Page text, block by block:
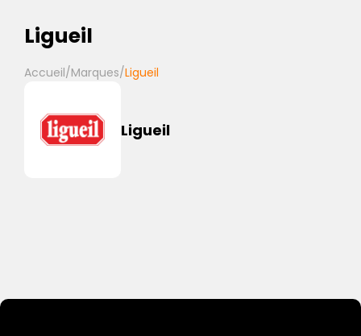
Ligueil
Accueil/Marques/Ligueil
Ligueil